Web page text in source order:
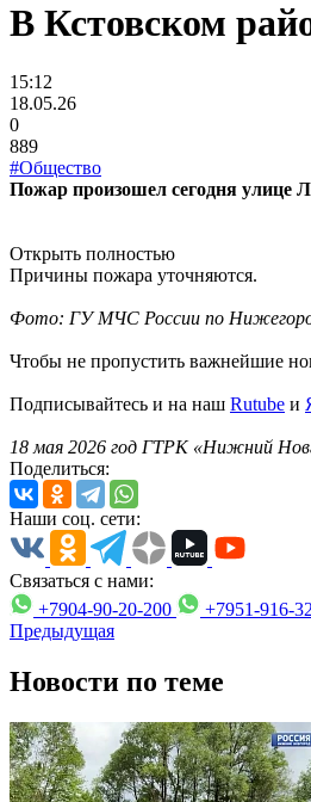
В Кстовском
15:12
18.05.26
0
889
#Общество
Пожар произошел сегодня улице
Открыть полностью
Причины пожара уточняются.
Фото: ГУ МЧС России по
Чтобы не пропустить важнейшие
Подписывайтесь и на наш Rutube и
18 мая 2026 год ГТРК «Нижний
Поделиться:
Наши соц. сети:
Связаться с нами:
+7904-90-20-200
+7951-916-
Предыдущая
Новости по теме